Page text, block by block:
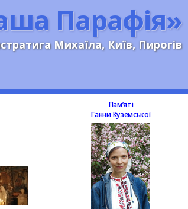
Парафія»
Михаїла, Київ, Пирогів
Памʼяті
Ганни Куземської